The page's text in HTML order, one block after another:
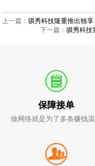
上一篇：骐秀科技隆重推出独
下一篇： 骐秀科技
保障接单
做网络就是为了多条赚钱